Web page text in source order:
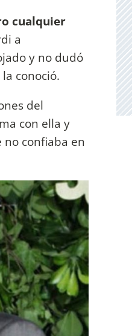
cualquier
a
y no dudó
conoció.
del
con ella y
confiaba en